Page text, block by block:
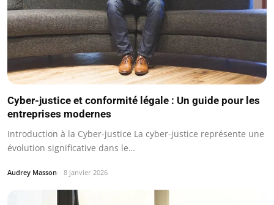
Cyber-justice et conformité légale : Un guide pour les
entreprises modernes
Introduction à la Cyber-justice La cyber-justice représente une
évolution significative dans le…
Audrey Masson 8 janvier 2026